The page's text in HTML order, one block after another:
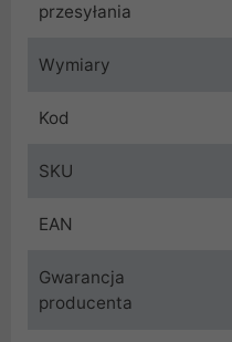
przesyłania
Wymiary
Kod
SKU
EAN
Gwarancja
producenta